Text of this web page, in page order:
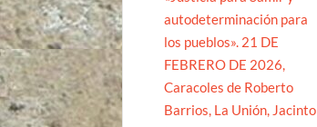
autodeterminación para
los pueblos». 21 DE
FEBRERO DE 2026,
Caracoles de Roberto
Barrios, La Unión, Jacinto